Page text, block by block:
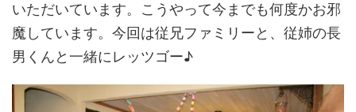
いただいています。こうやって今までも何度かお邪
魔しています。今回は従兄ファミリーと、従姉の長
男くんと一緒にレッツゴー♪